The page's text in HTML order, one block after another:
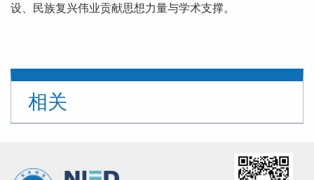
设、民族复兴伟业贡献思想力量与学术支撑。
相关